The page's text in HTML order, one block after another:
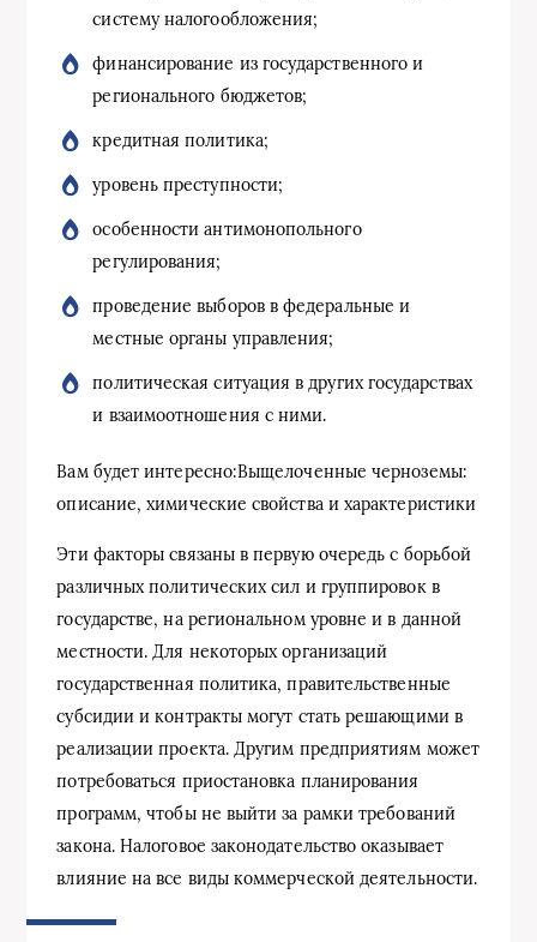
систему налогообложения;
финансирование из государственного и
регионального бюджетов;
кредитная политика;
уровень преступности;
особенности антимонопольного
регулирования;
проведение выборов в федеральные и
местные органы управления;
политическая ситуация в других государствах
и взаимоотношения с ними.
Вам будет интересно:Выщелоченные черноземы:
описание, химические свойства и характеристики
Эти факторы связаны в первую очередь с борьбой
различных политических сил и группировок в
государстве, на региональном уровне и в данной
местности. Для некоторых организаций
государственная политика, правительственные
субсидии и контракты могут стать решающими в
реализации проекта. Другим предприятиям может
потребоваться приостановка планирования
программ, чтобы не выйти за рамки требований
закона. Налоговое законодательство оказывает
влияние на все виды коммерческой деятельности.